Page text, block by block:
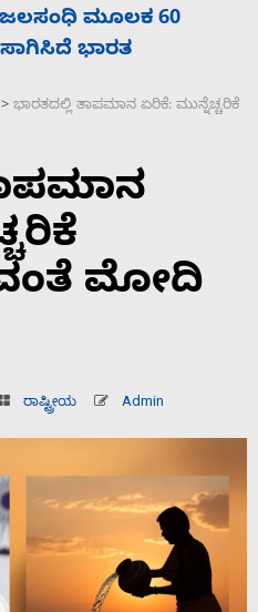
ಸದನ ನಡೆಸಲು
> ಭಾರತದಲ್ಲಿ ತಾಪಮಾನ ಏರಿಕೆ: ಮುನ್ನೆಚ್ಚರಿಕೆ
ಮೋದಿ
ರಾಷ್ಟ್ರೀಯ Admin